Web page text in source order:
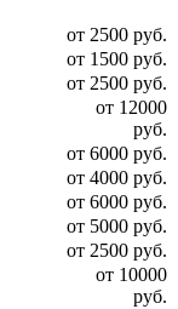
от 2500 руб.
от 1500 руб.
от 2500 руб.
от 12000
руб.
от 6000 руб.
от 4000 руб.
от 6000 руб.
от 5000 руб.
от 2500 руб.
от 10000
руб.